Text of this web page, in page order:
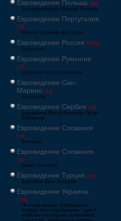
Евровидение Польша [36]
Eurowizja Konkurs Piosenki Eurowizji
Евровидение Португалия
[25]
Festival Eurovisão da Canção
Евровидение Россия [1062]
Европесня
Евровидение Румыния
[41]
Concursul Muzical Eurovision
Евровидение Сан-
Марино [23]
Eurovisione
Евровидение Сербия [39]
Еуровисион Pesma Evrovizije Песма
Евровизије
Евровидение Словакия
[13]
Eurovízia
Евровидение Словения
[26]
Pesem Evrovizije
Евровидение Турция [66]
Eurovision Şarkı Yarışması
Евровидение Украина
[796]
Пісенний конкурс Євробачення
Конкурс пісні Євробачення - одне з
найбільш популярних телевізійних
шоу в світі, проводиться щорічно,